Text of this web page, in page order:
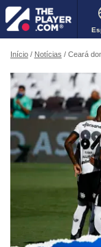
Início Notícias Ceará domina